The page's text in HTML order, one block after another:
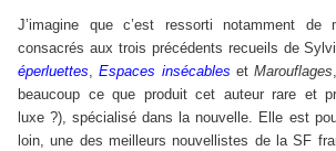
J’imagine que c’est ressorti notamment de
consacrés aux trois précédents recueils de
éperluettes,Espaces insécables etMarouflages
beaucoup ce que produit cet auteur rare et
luxe ?), spécialisé dans la nouvelle. Elle est
loin, une des meilleurs nouvellistes de la SF